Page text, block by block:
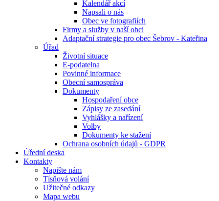
Kalendář akcí
Napsali o nás
Obec ve fotografiích
Firmy a služby v naší obci
Adaptační strategie pro obec Šebrov - Kateřina
Úřad
Životní situace
E-podatelna
Povinné informace
Obecní samospráva
Dokumenty
Hospodaření obce
Zápisy ze zasedání
Vyhlášky a nařízení
Volby
Dokumenty ke stažení
Ochrana osobních údajů - GDPR
Úřední deska
Kontakty
Napište nám
Tísňová volání
Užitečné odkazy
Mapa webu